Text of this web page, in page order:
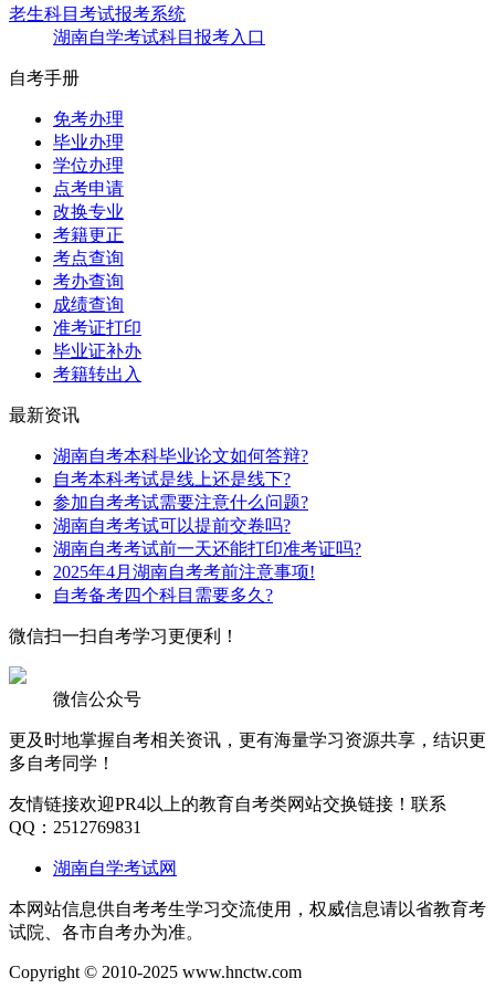
老生科目考试报考系统
湖南自学考试科目报考入口
自考手册
免考办理
毕业办理
学位办理
点考申请
改换专业
考籍更正
考点查询
考办查询
成绩查询
准考证打印
毕业证补办
考籍转出入
最新资讯
湖南自考本科毕业论文如何答辩?
自考本科考试是线上还是线下?
参加自考考试需要注意什么问题?
湖南自考考试可以提前交卷吗?
湖南自考考试前一天还能打印准考证吗?
2025年4月湖南自考考前注意事项!
自考备考四个科目需要多久?
微信扫一扫自考学习更便利！
微信公众号
更及时地掌握自考相关资讯，更有海量学习资源共享，结识更
多自考同学！
友情链接欢迎PR4以上的教育自考类网站交换链接！联系
QQ：2512769831
湖南自学考试网
本网站信息供自考考生学习交流使用，权威信息请以省教育考
试院、各市自考办为准。
Copyright © 2010-2025 www.hnctw.com